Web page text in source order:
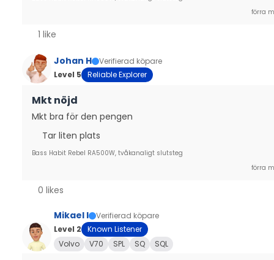
förra
1 like
Johan H
Verifierad köpare
Level 5
Reliable Explorer
Mkt nöjd
Mkt bra för den pengen
Tar liten plats
Bass Habit Rebel RA500W, tvåkanaligt slutsteg
förra
0 likes
Mikael I
Verifierad köpare
Level 2
Known Listener
Volvo
V70 SPL SQ SQL